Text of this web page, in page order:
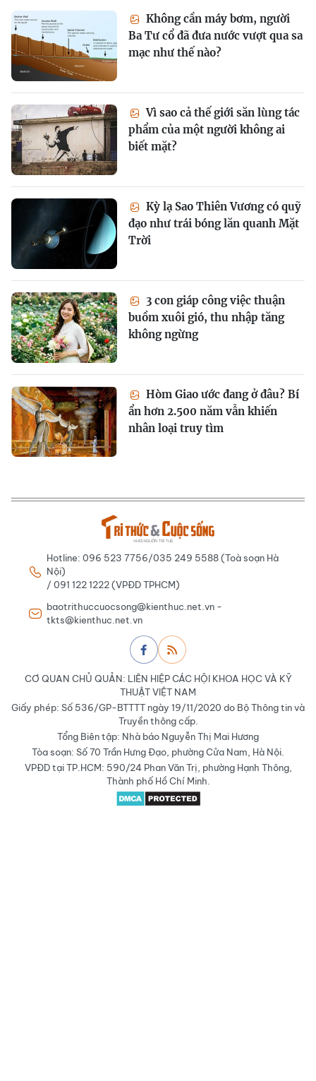
Không cần máy bơm, người
Ba Tư cổ đã đưa nước vượt qua sa
mạc như thế nào?
Vì sao cả thế giới săn lùng tác
phẩm của một người không ai
biết mặt?
Kỳ lạ Sao Thiên Vương có quỹ
đạo như trái bóng lăn quanh Mặt
Trời
3 con giáp công việc thuận
buồm xuôi gió, thu nhập tăng
không ngừng
Hòm Giao ước đang ở đâu? Bí
ẩn hơn 2.500 năm vẫn khiến
nhân loại truy tìm
Hotline: 096 523 7756/035 249 5588 (Toà soạn Hà
Nội)
/ 091 122 1222 (VPĐD TPHCM)
baotrithuccuocsong@kienthuc.net.vn -
tkts@kienthuc.net.vn
CƠ QUAN CHỦ QUẢN: LIÊN HIỆP CÁC HỘI KHOA HỌC VÀ KỸ
THUẬT VIỆT NAM
Giấy phép: Số 536/GP-BTTTT ngày 19/11/2020 do Bộ Thông tin và
Truyền thông cấp.
Tổng Biên tập: Nhà báo Nguyễn Thị Mai Hương
Tòa soạn: Số 70 Trần Hưng Đạo, phường Cửa Nam, Hà Nội.
VPĐD tại TP.HCM: 590/24 Phan Văn Trị, phường Hạnh Thông,
Thành phố Hồ Chí Minh.